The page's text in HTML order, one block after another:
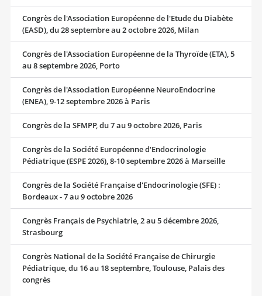
Congrès de l'Association Européenne de l'Etude du Diabète
(EASD), du 28 septembre au 2 octobre 2026, Milan
Congrès de l'Association Européenne de la Thyroïde (ETA), 5
au 8 septembre 2026, Porto
Congrès de l'Association Européenne NeuroEndocrine
(ENEA), 9-12 septembre 2026 à Paris
Congrès de la SFMPP, du 7 au 9 octobre 2026, Paris
Congrès de la Société Européenne d'Endocrinologie
Pédiatrique (ESPE 2026), 8-10 septembre 2026 à Marseille
Congrès de la Société Française d'Endocrinologie (SFE) :
Bordeaux - 7 au 9 octobre 2026
Congrès Français de Psychiatrie, 2 au 5 décembre 2026,
Strasbourg
Congrès National de la Société Française de Chirurgie
Pédiatrique, du 16 au 18 septembre, Toulouse, Palais des
congrès